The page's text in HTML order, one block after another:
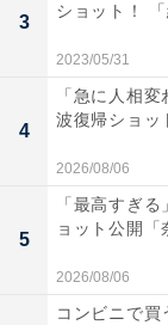
3
ショット！
2023/05/31
4
「急に人相
波復帰ショッ
2026/08/06
5
「最高すぎ
ョット公開
2026/08/06
コンビニで買